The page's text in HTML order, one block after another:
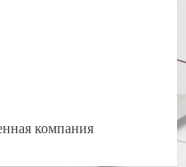
компания